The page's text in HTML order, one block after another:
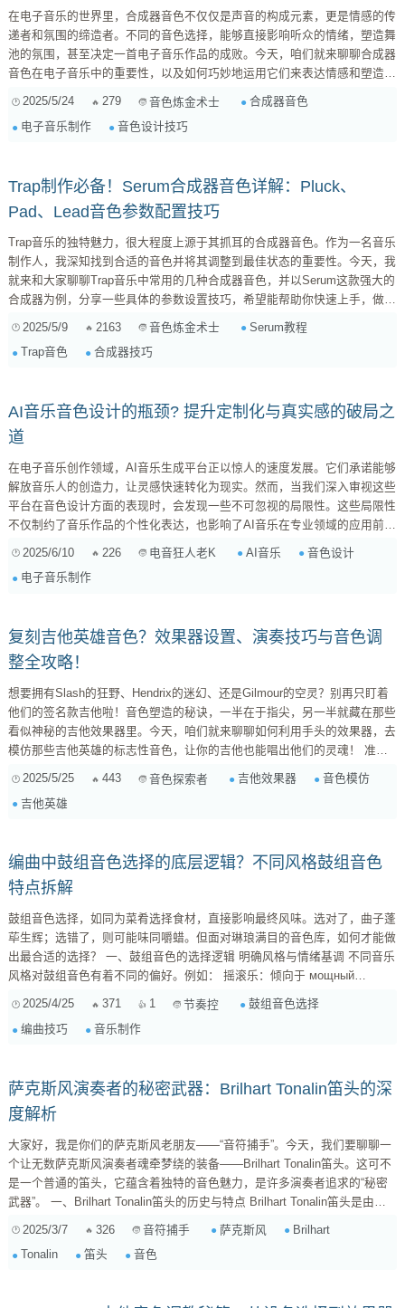
在电子音乐的世界里，合成器音色不仅仅是声音的构成元素，更是情感的传
递者和氛围的缔造者。不同的音色选择，能够直接影响听众的情绪，塑造舞
池的氛围，甚至决定一首电子音乐作品的成败。今天，咱们就来聊聊合成器
音色在电子音乐中的重要性，以及如何巧妙地运用它们来表达情感和塑造独
仅仅是听到一段特定的合成器音色，就能瞬间把你带入某种特定的情绪或场
景。比如，一段温暖而柔和的Pad音色，可能会让你感到平静和放松；而一
2025/5/24 279 音色炼金术士
合成器音色
电子音乐制作
音色设计技巧
Trap制作必备！Serum合成器音色详解：Pluck、
Pad、Lead音色参数配置技巧
Trap音乐的独特魅力，很大程度上源于其抓耳的合成器音色。作为一名音乐
制作人，我深知找到合适的音色并将其调整到最佳状态的重要性。今天，我
就来和大家聊聊Trap音乐中常用的几种合成器音色，并以Serum这款强大的
合成器为例，分享一些具体的参数设置技巧，希望能帮助你快速上手，做出
先简单聊聊为什么选择Serum。市面上合成器种类繁多，Serum之所以能在
2025/5/9 2163 音色炼金术士
Serum教程
Trap音色
合成器技巧
AI音乐音色设计的瓶颈? 提升定制化与真实感的破局之
道
在电子音乐创作领域，AI音乐生成平台正以惊人的速度发展。它们承诺能够
解放音乐人的创造力，让灵感快速转化为现实。然而，当我们深入审视这些
平台在音色设计方面的表现时，会发现一些不可忽视的局限性。这些局限性
不仅制约了音乐作品的个性化表达，也影响了AI音乐在专业领域的应用前
经验，来谈谈当前AI音乐音色设计面临的挑战，并提出一些改进的建议，希
望能为相关领域的开发者和研究者提供一些参考。 AI音乐音色设计的现
2025/6/10 226 电音狂人老K AI音乐
音色设计
电子音乐制作
复刻吉他英雄音色？效果器设置、演奏技巧与音色调
整全攻略！
想要拥有Slash的狂野、Hendrix的迷幻、还是Gilmour的空灵？别再只盯着
他们的签名款吉他啦！音色塑造的秘诀，一半在于指尖，另一半就藏在那些
看似神秘的吉他效果器里。今天，咱们就来聊聊如何利用手头的效果器，去
模仿那些吉他英雄的标志性音色，让你的吉他也能唱出他们的灵魂！ 准备
像厨师做菜前要先了解食材的特性一样，了解效果器和吉他英雄的音色特点
2025/5/25 443 音色探索者 吉他效果器
音色模仿
吉他英雄
编曲中鼓组音色选择的底层逻辑？不同风格鼓组音色
特点拆解
鼓组音色选择，如同为菜肴选择食材，直接影响最终风味。选对了，曲子蓬
荜生辉；选错了，则可能味同嚼蜡。但面对琳琅满目的音色库，如何才能做
出最合适的选择？ 一、鼓组音色的选择逻辑 明确风格与情绪基调 不同音乐
风格对鼓组音色有着不同的偏好。例如： 摇滚乐：倾向于 мощный
(powerful) 的、动态十足的鼓组，强调力量感和冲击力。 爵士乐：则偏爱温
暖、醇厚的音色，追求音色细节和动态变化。 ...
2025/4/25 371 1 节奏控
鼓组音色选择
编曲技巧
音乐制作
萨克斯风演奏者的秘密武器：Brilhart Tonalin笛头的深
度解析
大家好，我是你们的萨克斯风老朋友——“音符捕手”。今天，我们要聊聊一
个让无数萨克斯风演奏者魂牵梦绕的装备——Brilhart Tonalin笛头。这可不
是一个普通的笛头，它蕴含着独特的音色魅力，是许多演奏者追求的“秘密
武器”。 一、Brilhart Tonalin笛头的历史与特点 Brilhart Tonalin笛头是由
富的萨克斯风演奏家，同时也是一位极具天赋的设计师。他深知演奏者对音
色的需求，因此，Tonalin笛头的设计理念就是为了提供一种温暖、丰富且
2025/3/7 326 音符捕手 萨克斯风
Brilhart
Tonalin
笛头 音色